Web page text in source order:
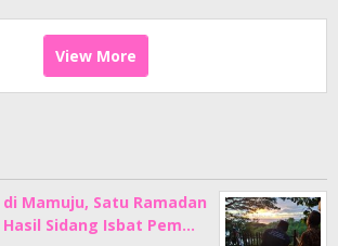
View More
Mamuju, Satu Ramadan
Sidang Isbat Pem…